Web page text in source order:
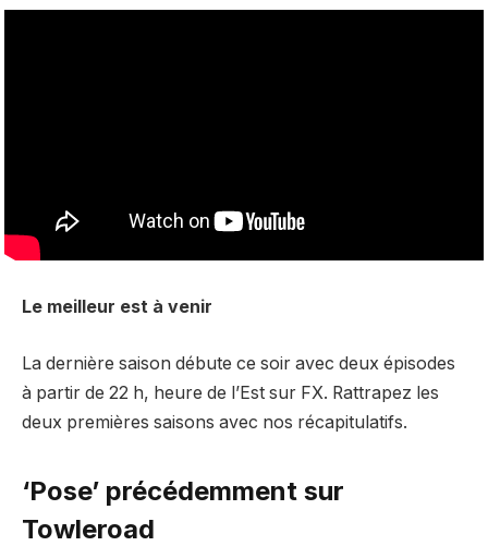
Le meilleur est à venir
La dernière saison débute ce soir avec deux épisodes
à partir de 22 h, heure de l’Est sur FX. Rattrapez les
deux premières saisons avec nos récapitulatifs.
‘Pose’ précédemment sur
Towleroad